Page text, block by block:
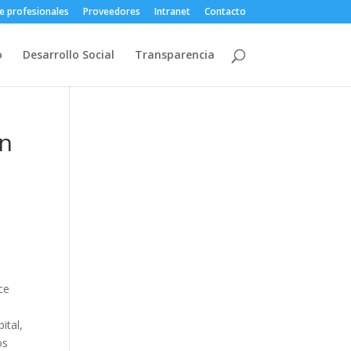
profesionales Proveedores Intranet Contacto
Desarrollo Social Transparencia